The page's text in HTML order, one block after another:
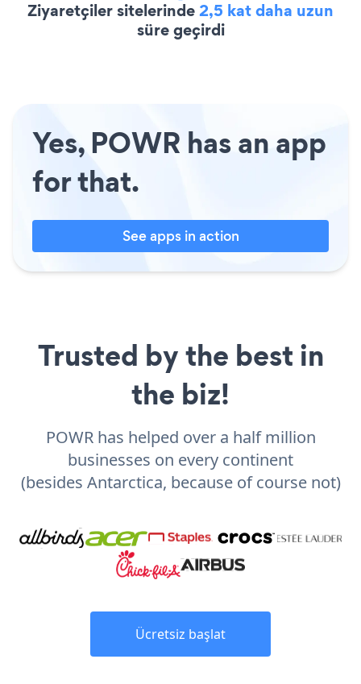
Ziyaretçiler sitelerinde2,5 kat daha uzun
süre geçirdi
Yes, POWR has an app
for that.
See apps in action
Trusted by the best in
the biz!
POWR has helped over a half million
businesses on every continent
(besides Antarctica, because of course not)
Ücretsiz başlat